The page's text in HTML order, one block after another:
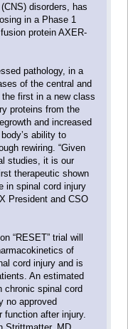
disorders, has
in a Phase 1
protein AXER-
pathology, in a
of the central and
first in a new class
proteins from the
and increased
ability to
rewiring. “Given
studies, it is our
therapeutic shown
in spinal cord injury
President and CSO
“RESET” trial will
of
cord injury and is
An estimated
chronic spinal cord
no approved
function after injury.